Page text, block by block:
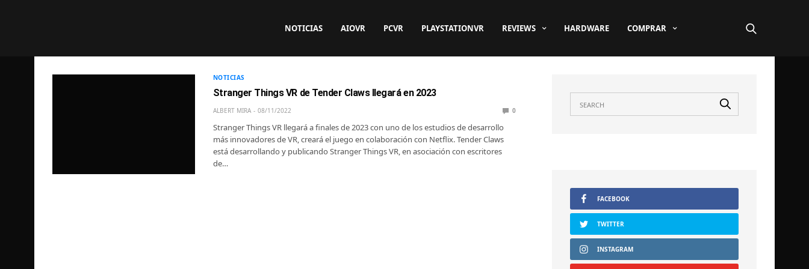
NOTICIAS AIOVR PCVR PLAYSTATIONVR REVIEWS HARDWARE COMPRAR
NOTICIAS
Stranger Things VR de Tender Claws llegará en 2023
ALBERT MIRA 08/11/2022 0
Stranger Things VR llegará a finales de 2023 con uno de los estudios de desarrollo
más innovadores de VR, creará el juego en colaboración con Netflix. Tender Claws
está desarrollando y publicando Stranger Things VR, en asociación con escritores
de…
FACEBOOK
TWITTER
INSTAGRAM